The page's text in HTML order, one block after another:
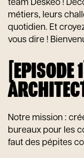
team Deskeo !
métiers, leurs
quotidien. Et
vous dire !
[EPISODE
Notre mission :
bureaux pour les
faut des pépites